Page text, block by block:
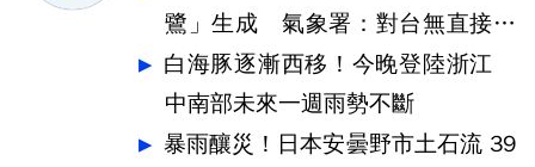
鷺」生成 氣象署：對台無直接影
響
白海豚逐漸西移！今晚登陸浙江
中南部未來一週雨勢不斷
暴雨釀災！日本安曇野市土石流 39